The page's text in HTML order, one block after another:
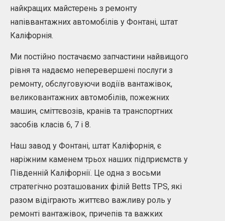
найкращих майстерень з ремонту
напіввантажних автомобілів у Фонтані, штат
Каліфорнія.
Ми постійно постачаємо запчастини найвищого
рівня та надаємо неперевершені послуги з
ремонту, обслуговуючи водіїв вантажівок,
великовантажних автомобілів, пожежних
машин, сміттєвозів, кранів та транспортних
засобів класів 6, 7 і 8.
Наш завод у Фонтані, штат Каліфорнія, є
наріжним каменем трьох наших підприємств у
Південній Каліфорнії. Це одна з восьми
стратегічно розташованих філій Betts TPS, які
разом відіграють життєво важливу роль у
ремонті вантажівок, причепів та важких